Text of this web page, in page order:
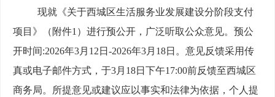
现就《关于西城区生活服务业发展建设分阶段支付
项目》（附件1 ）进行预公开，广泛听取公众意见。预公
开时间:2026年3月 12 日 -2026年3月 18日。意见反馈采用传
真或电子邮件方式，于3月 18日下午17:00前反馈至西城区
商务局。所提意见或建议应以事实和法律为依据，个人提